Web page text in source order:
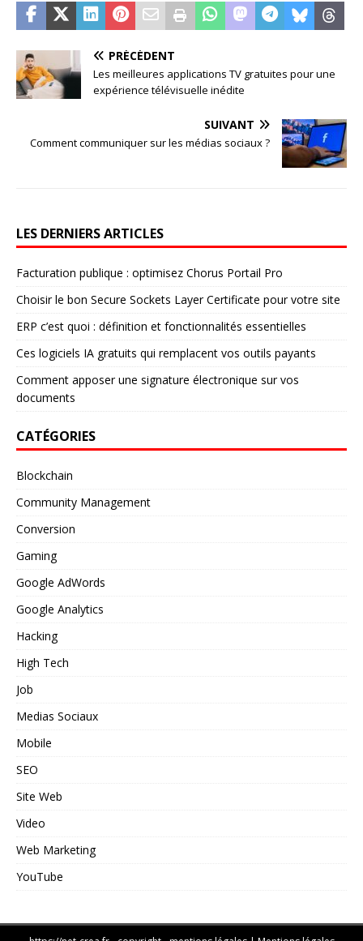
PRÉCÉDENT
Les meilleures applications TV gratuites pour une
expérience télévisuelle inédite
SUIVANT
Comment communiquer sur les médias sociaux ?
LES DERNIERS ARTICLES
Facturation publique : optimisez Chorus Portail Pro
Choisir le bon Secure Sockets Layer Certificate pour votre site
ERP c’est quoi : définition et fonctionnalités essentielles
Ces logiciels IA gratuits qui remplacent vos outils payants
Comment apposer une signature électronique sur vos
documents
CATÉGORIES
Blockchain
Community Management
Conversion
Gaming
Google AdWords
Google Analytics
Hacking
High Tech
Job
Medias Sociaux
Mobile
SEO
Site Web
Video
Web Marketing
YouTube